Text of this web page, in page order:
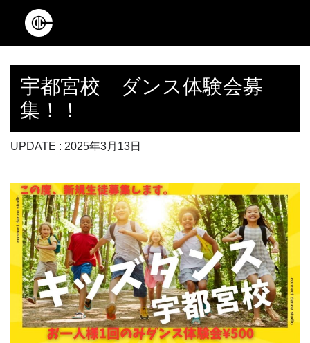
Main Navigation
宇都宮校 ダンス体験会募
集！！
UPDATE : 2025年3月13日